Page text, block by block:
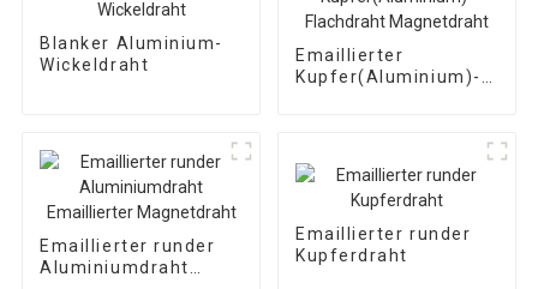
Blanker Aluminium-
Wickeldraht
Emaillierter
Kupfer(Aluminium)-
Emaillierter runder
Aluminiumdraht
Emaillierter runder
Kupferdraht